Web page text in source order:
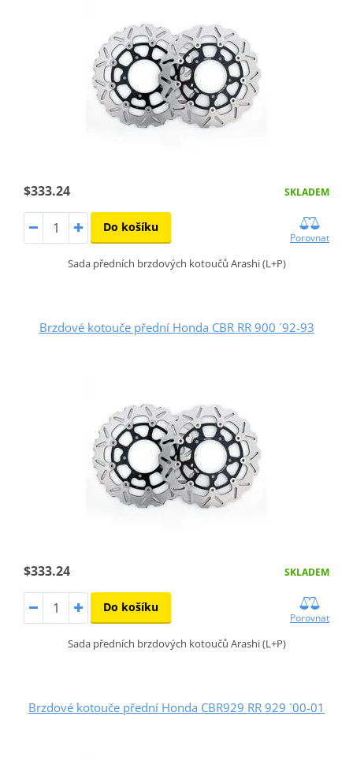
$333.24 SKLADEM
Do košíku
Porovnat
Sada předních brzdových kotoučů Arashi (L+P)
Brzdové kotouče přední Honda CBR RR 900 ´92-93
$333.24 SKLADEM
Do košíku
Porovnat
Sada předních brzdových kotoučů Arashi (L+P)
Brzdové kotouče přední Honda CBR929 RR 929 ´00-01